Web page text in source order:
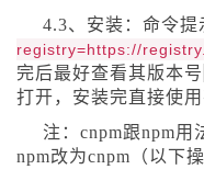
4.3、安装：命令提
registry=https://
完后最好查看其版本号
打开，安装完直接使
注：cnpm跟npm
npm改为cnpm（以下